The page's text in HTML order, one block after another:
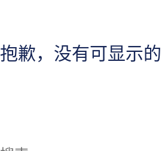
抱歉，没有可显示的